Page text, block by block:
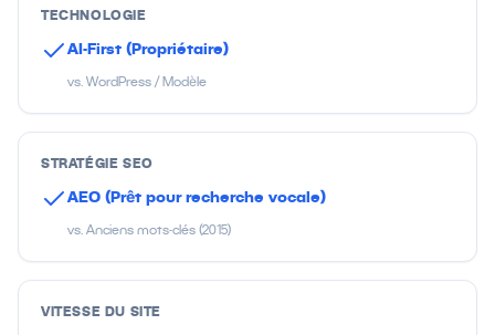
TECHNOLOGIE
AI-First (Propriétaire)
vs. WordPress / Modèle
STRATÉGIE SEO
AEO (Prêt pour recherche vocale)
vs. Anciens mots-clés (2015)
VITESSE DU SITE